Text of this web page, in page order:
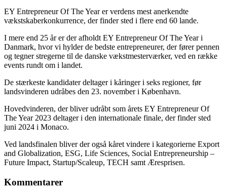
EY Entrepreneur Of The Year er verdens mest anerkendte
vækstskaberkonkurrence, der finder sted i flere end 60 lande.
I mere end 25 år er der afholdt EY Entrepreneur Of The Year i
Danmark, hvor vi hylder de bedste entrepreneurer, der fører pennen
og tegner stregerne til de danske vækstmesterværker, ved en række
events rundt om i landet.
De stærkeste kandidater deltager i kåringer i seks regioner, før
landsvinderen udråbes den 23. november i København.
Hovedvinderen, der bliver udråbt som årets EY Entrepreneur Of
The Year 2023 deltager i den internationale finale, der finder sted
juni 2024 i Monaco.
Ved landsfinalen bliver der også kåret vindere i kategorierne Export
and Globalization, ESG, Life Sciences, Social Entrepreneurship –
Future Impact, Startup/Scaleup, TECH samt Æresprisen.
Kommentarer